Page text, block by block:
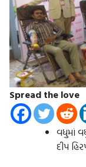
Spread the love
વધુમાં
દીપ